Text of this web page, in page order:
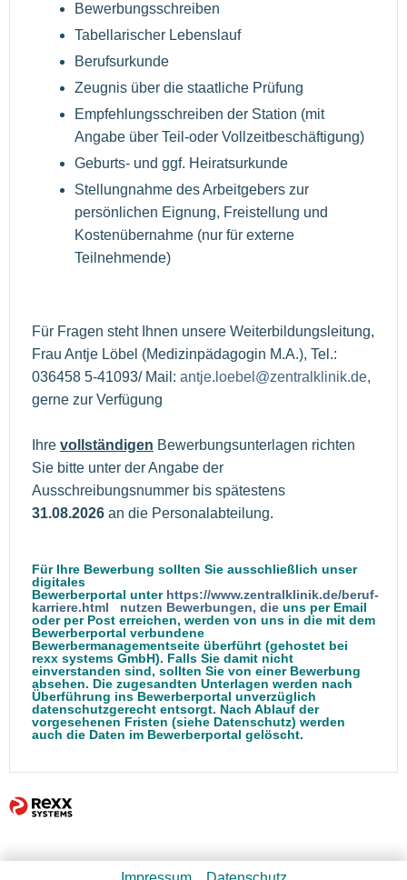
Bewerbungsschreiben
Tabellarischer Lebenslauf
Berufsurkunde
Zeugnis über die staatliche Prüfung
Empfehlungsschreiben der Station (mit
Angabe über Teil-oder Vollzeitbeschäftigung)
Geburts- und ggf. Heiratsurkunde
Stellungnahme des Arbeitgebers zur
persönlichen Eignung, Freistellung und
Kostenübernahme (nur für externe
Teilnehmende)
Für Fragen steht Ihnen unsere Weiterbildungsleitung,
Frau Antje Löbel (Medizinpädagogin M.A.), Tel.:
036458 5-41093/ Mail: antje.loebel@zentralklinik.de,
gerne zur Verfügung
Ihre vollständigen Bewerbungsunterlagen richten
Sie bitte unter der Angabe der
Ausschreibungsnummer bis spätestens
31.08.2026 an die Personalabteilung.
Für Ihre Bewerbung sollten Sie ausschließlich unser
digitales
Bewerberportal unter https://www.zentralklinik.de/beruf-
karriere.html nutzen Bewerbungen, die uns per Email
oder per Post erreichen, werden von uns in die mit dem
Bewerberportal verbundene
Bewerbermanagementseite überführt (gehostet bei
rexx systems GmbH). Falls Sie damit nicht
einverstanden sind, sollten Sie von einer Bewerbung
absehen. Die zugesandten Unterlagen werden nach
Überführung ins Bewerberportal unverzüglich
datenschutzgerecht entsorgt. Nach Ablauf der
vorgesehenen Fristen (siehe Datenschutz) werden
auch die Daten im Bewerberportal gelöscht.